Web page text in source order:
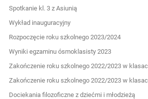
Spotkanie kl. 3 z Asiunią
Wykład inauguracyjny
Rozpoczęcie roku szkolnego 2023/2024
Wyniki egzaminu ósmoklasisty 2023
Zakończenie roku szkolnego 2022/2023 w
Zakończenie roku szkolnego 2022/2023 w
Dociekania filozoficzne z dziećmi i młodzieżą